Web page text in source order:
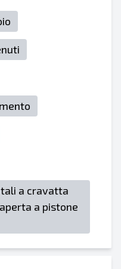
a cravatta
a pistone